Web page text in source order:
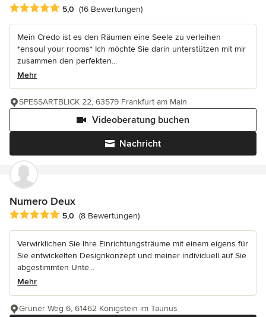
Durchschnittliche Bewertung: 5 von 5 Sternen
5,0 (16 Bewertungen)
Mein Credo ist es den Räumen eine Seele zu verleihen
*ensoul your rooms* Ich möchte Sie darin unterstützen mit mir
zusammen den perfekten...
Mehr
Nachricht
Videoberatung buchen
SPESSARTBLICK 22, 63579 Frankfurt am Main
Numero Deux
Durchschnittliche Bewertung: 5 von 5 Sternen
5,0 (8 Bewertungen)
Verwirklichen Sie Ihre Einrichtungsträume mit einem eigens für
Sie entwickelten Designkonzept und meiner individuell auf Sie
abgestimmten Unte...
Mehr
Grüner Weg 6, 61462 Königstein im Taunus